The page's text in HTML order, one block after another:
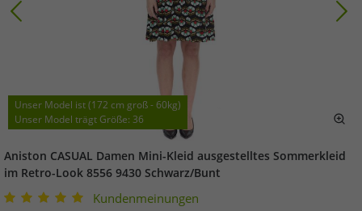
Unser Model ist (172 cm groß - 60kg)
Unser Model trägt Größe: 36
Aniston CASUAL Damen Mini-Kleid ausgestelltes Sommerkleid
im Retro-Look 8556 9430 Schwarz/Bunt
Kundenmeinungen